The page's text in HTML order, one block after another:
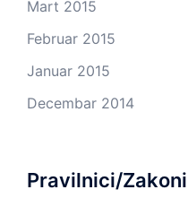
Mart 2015
Februar 2015
Januar 2015
Decembar 2014
Pravilnici/Zakoni